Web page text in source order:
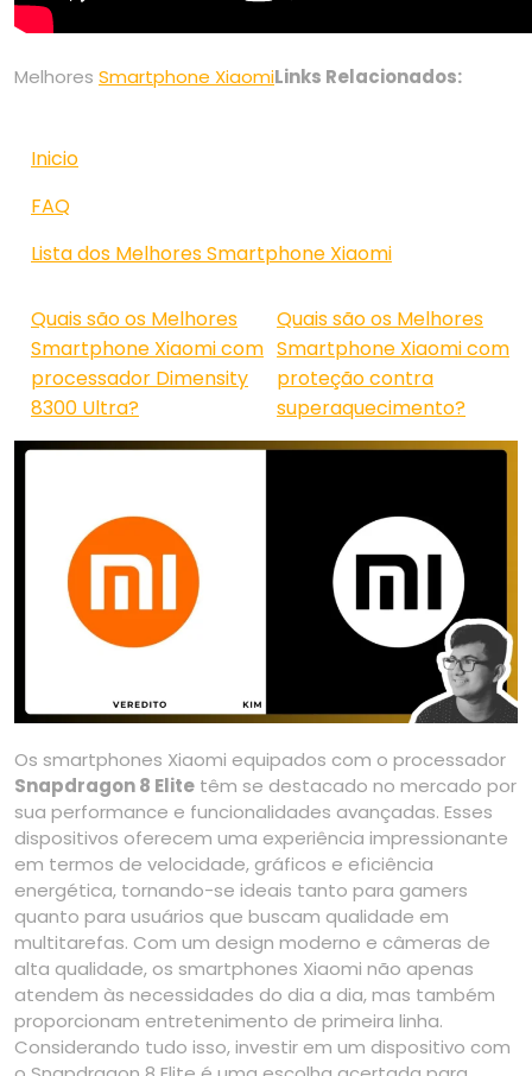
Melhores Smartphone XiaomiLinks Relacionados:
Inicio
FAQ
Lista dos Melhores Smartphone Xiaomi
Quais são os Melhores
Smartphone Xiaomi com
processador Dimensity
8300 Ultra?
Quais são os Melhores
Smartphone Xiaomi com
proteção contra
superaquecimento?
Os smartphones Xiaomi equipados com o processador
Snapdragon 8 Elite têm se destacado no mercado por
sua performance e funcionalidades avançadas. Esses
dispositivos oferecem uma experiência impressionante
em termos de velocidade, gráficos e eficiência
energética, tornando-se ideais tanto para gamers
quanto para usuários que buscam qualidade em
multitarefas. Com um design moderno e câmeras de
alta qualidade, os smartphones Xiaomi não apenas
atendem às necessidades do dia a dia, mas também
proporcionam entretenimento de primeira linha.
Considerando tudo isso, investir em um dispositivo com